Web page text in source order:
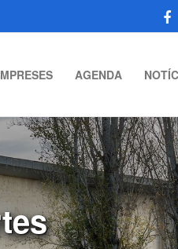
AGENDA